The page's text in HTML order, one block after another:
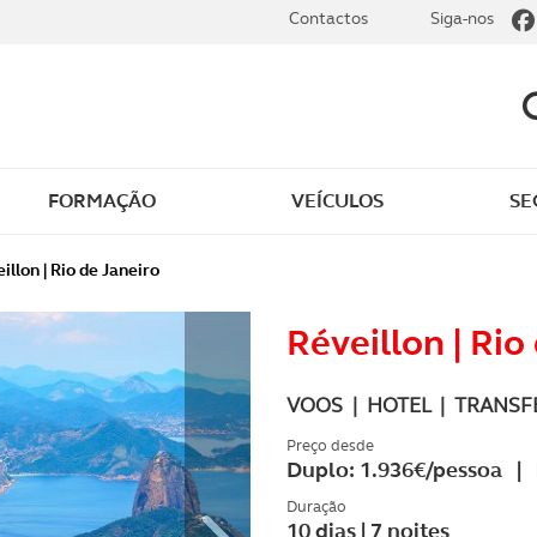
Notícias do clube
Revista ACP Edição
impressa
FORMAÇÃO VEÍCULOS
Contactos Siga-nos
| Rio de Janeiro
Réveillon |
VOOS | HOTEL |
Preço desde
Duplo: 1.936€/pessoa
Duração
10 dias | 7 noites